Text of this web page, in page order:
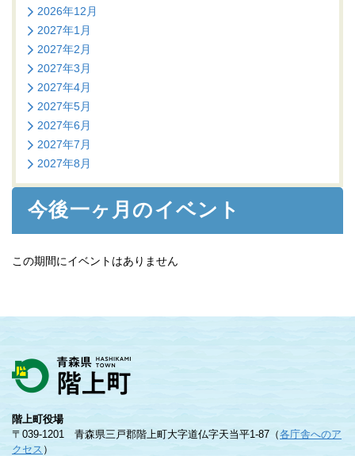
2026年12月
2027年1月
2027年2月
2027年3月
2027年4月
2027年5月
2027年6月
2027年7月
2027年8月
今後一ヶ月のイベント
この期間にイベントはありません
階上町役場
〒039-1201 青森県三戸郡階上町大字道仏字天当平1-87（各庁舎へのア
クセス ）